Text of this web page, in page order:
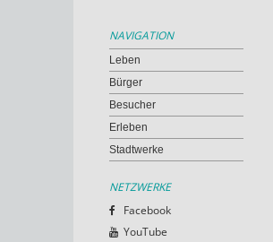
NAVIGATION
Leben
Bürger
Besucher
Erleben
Stadtwerke
NETZWERKE
Facebook
YouTube